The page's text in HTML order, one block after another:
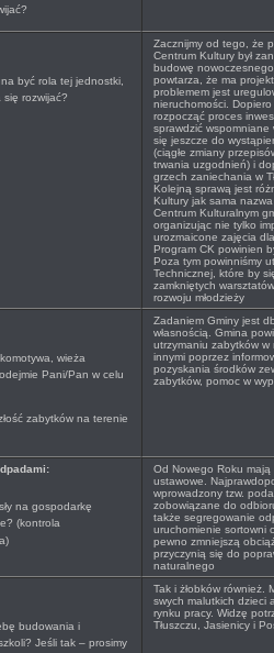
być rola tej jednostki,
rozwijać?
Zacznijmy od tego, że
Centrum Kultury był
budowę
powtarza, że ma
problemem jest
nieruchomości.
rozpocząć proces
sprawdzić
się jeszcze do
(ciągłe zmiany
trwania uzgodnień) i
grzech zaniechania w
Kolejną sprawą jest
Kultury jak sama
Centrum Kulturalnym
organizując nie tylko
urozmaicone zajęcia
Program CK powinien
Poza tym powinniśmy
Technicznej, które by
zamkniętych
rozwoju młodzieży
wieża
Pani/Pan w celu
zabytków na terenie
Zadaniem Gminy jest
własnością. Gmina
utrzymaniu zabytków w
innymi poprzez
pozyskania środków
zabytków, pomoc w
na gospodarkę
(kontrola
Od Nowego Roku
ustawowe.
wprowadzony tzw.
zobowiązane do
także segregowanie
uruchomienie sortowni
pewno zmniejszą
przyczynią się do
naturalnego
budowania i
Jeśli tak – prosimy
Tak i żłobków również.
swych malutkich dzieci
rynku pracy. Widzę
Tłuszczu, Jasienicy i